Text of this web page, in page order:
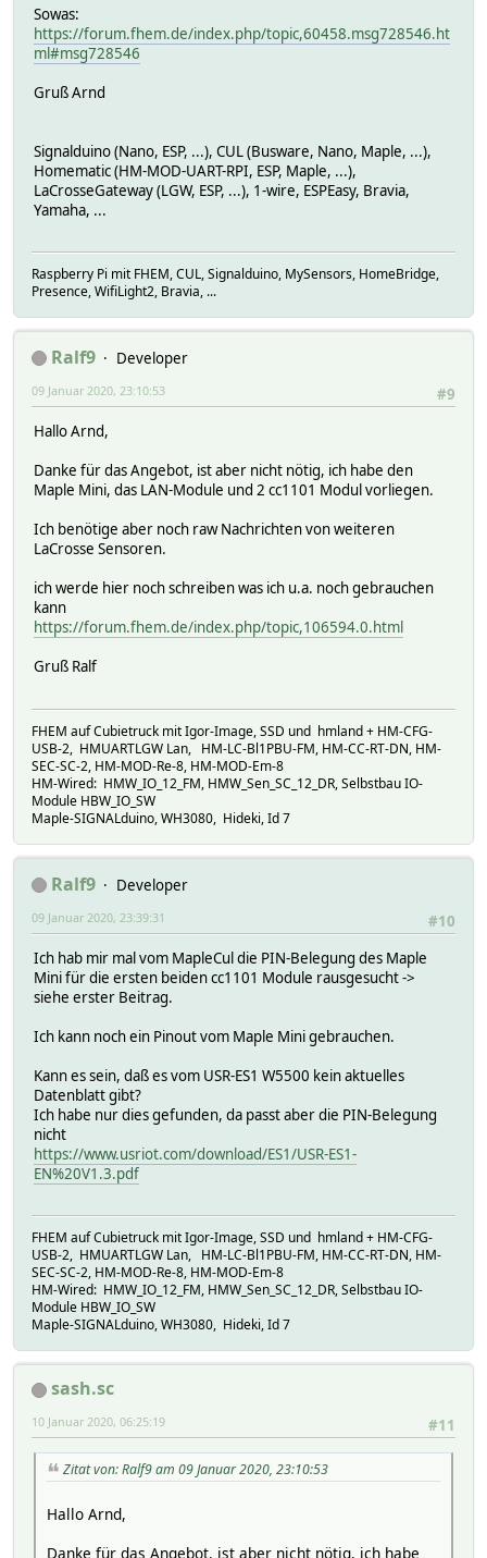
Sowas:
https://forum.fhem.de/index.php/topic,60458.msg728546.ht
ml#msg728546
Gruß Arnd
Signalduino (Nano, ESP, ...), CUL (Busware, Nano, Maple, ...),
Homematic (HM-MOD-UART-RPI, ESP, Maple, ...),
LaCrosseGateway (LGW, ESP, ...), 1-wire, ESPEasy, Bravia,
Yamaha, ...
Raspberry Pi mit FHEM, CUL, Signalduino, MySensors, HomeBridge,
Presence, WifiLight2, Bravia, ...
Ralf9
Developer
#9
09 Januar 2020, 23:10:53
Hallo Arnd,
Danke für das Angebot, ist aber nicht nötig, ich habe den
Maple Mini, das LAN-Module und 2 cc1101 Modul vorliegen.
Ich benötige aber noch raw Nachrichten von weiteren
LaCrosse Sensoren.
ich werde hier noch schreiben was ich u.a. noch gebrauchen
kann
https://forum.fhem.de/index.php/topic,106594.0.html
Gruß Ralf
FHEM auf Cubietruck mit Igor-Image, SSD und hmland + HM-CFG-
USB-2, HMUARTLGW Lan, HM-LC-Bl1PBU-FM, HM-CC-RT-DN, HM-
SEC-SC-2, HM-MOD-Re-8, HM-MOD-Em-8
HM-Wired: HMW_IO_12_FM, HMW_Sen_SC_12_DR, Selbstbau IO-
Module HBW_IO_SW
Maple-SIGNALduino, WH3080, Hideki, Id 7
Ralf9
Developer
#10
09 Januar 2020, 23:39:31
Ich hab mir mal vom MapleCul die PIN-Belegung des Maple
Mini für die ersten beiden cc1101 Module rausgesucht ->
siehe erster Beitrag.
Ich kann noch ein Pinout vom Maple Mini gebrauchen.
Kann es sein, daß es vom USR-ES1 W5500 kein aktuelles
Datenblatt gibt?
Ich habe nur dies gefunden, da passt aber die PIN-Belegung
nicht
https://www.usriot.com/download/ES1/USR-ES1-
EN%20V1.3.pdf
FHEM auf Cubietruck mit Igor-Image, SSD und hmland + HM-CFG-
USB-2, HMUARTLGW Lan, HM-LC-Bl1PBU-FM, HM-CC-RT-DN, HM-
SEC-SC-2, HM-MOD-Re-8, HM-MOD-Em-8
HM-Wired: HMW_IO_12_FM, HMW_Sen_SC_12_DR, Selbstbau IO-
Module HBW_IO_SW
Maple-SIGNALduino, WH3080, Hideki, Id 7
sash.sc
#11
10 Januar 2020, 06:25:19
Zitat von: Ralf9 am 09 Januar 2020, 23:10:53
Hallo Arnd,
Danke für das Angebot, ist aber nicht nötig, ich habe